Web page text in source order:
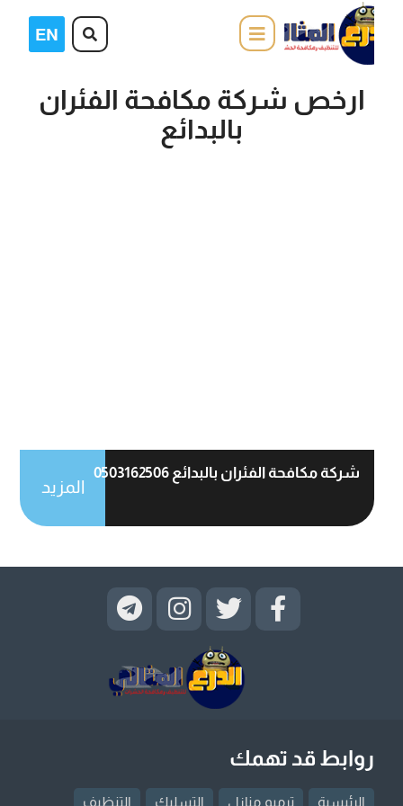
ارخص شركة مكافحة الفئران
بالبدائع
شركة مكافحة الفئران بالبدائع 0503162506
المزيد
روابط قد تهمك
الرئيسية ترميم منازل التسليك التنظيف